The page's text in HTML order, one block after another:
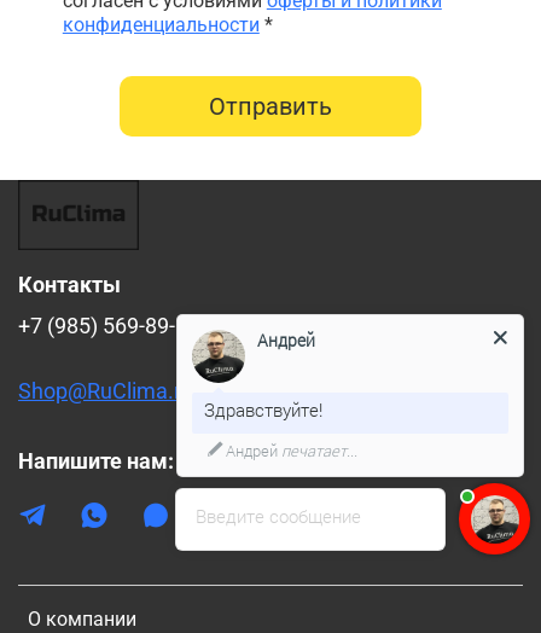
конфиденциальности *
Отправить
О компании
Контакты
+7 (985) 569-89-88
Shop@RuClima.ru
Напишите нам:
Введите сообщение
Андрей
Здравствуйте!
Андрей печатает...